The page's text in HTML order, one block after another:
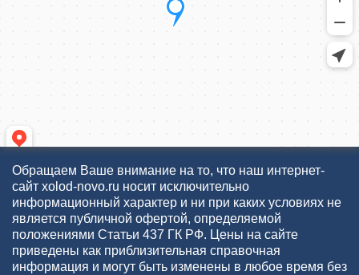
Обращаем Ваше внимание на то, что наш интернет-
сайт xolod-novo.ru носит исключительно
информационный характер и ни при каких условиях не
является публичной офертой, определяемой
положениями Статьи 437 ГК РФ. Цены на сайте
приведены как приблизительная справочная
информация и могут быть изменены в любое время без